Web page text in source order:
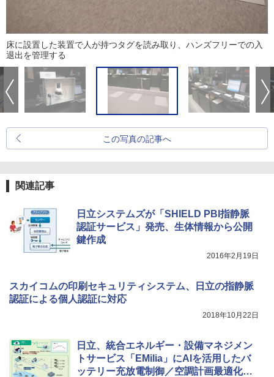
床に設置した装置で人が持つタグを読み取り、ハンズフリーでの入
退出を管理する
この写真の記事へ
関連記事
日立システムズが「SHIELD PBI指静脈
認証サービス」発売、生体情報から公開
鍵作成
2016年2月19日
スカイコムの印刷セキュリティシステム、日立の指静脈
認証による個人認証に対応
2018年10月22日
日立、統合エネルギー・設備マネジメン
トサービス「EMilia」にAIを活用したバ
ッテリー充放電制御／空調計画最適化ソ